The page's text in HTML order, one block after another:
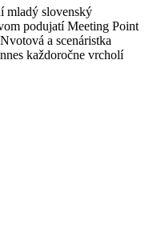
mladý slovenský
podujatí Meeting Point
a scenáristka
každoročne vrcholí